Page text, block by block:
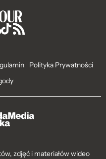
Polityka Prywatności
zdjęć i materiałów wideo